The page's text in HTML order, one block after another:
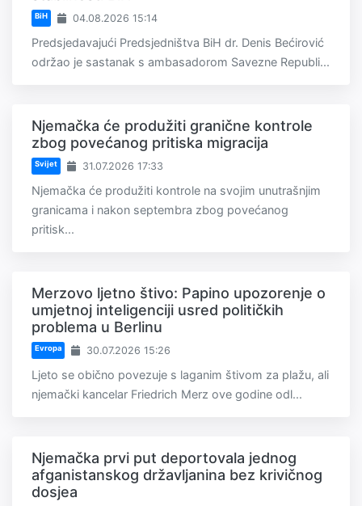
BiH 04.08.2026 15:14
Predsjedavajući Predsjedništva BiH dr. Denis Bećirović
održao je sastanak s ambasadorom Savezne Republi...
Njemačka će produžiti granične kontrole
zbog povećanog pritiska migracija
Svijet 31.07.2026 17:33
Njemačka će produžiti kontrole na svojim unutrašnjim
granicama i nakon septembra zbog povećanog
pritisk...
Merzovo ljetno štivo: Papino upozorenje o
umjetnoj inteligenciji usred političkih
problema u Berlinu
Evropa 30.07.2026 15:26
Ljeto se obično povezuje s laganim štivom za plažu, ali
njemački kancelar Friedrich Merz ove godine odl...
Njemačka prvi put deportovala jednog
afganistanskog državljanina bez krivičnog
dosjea